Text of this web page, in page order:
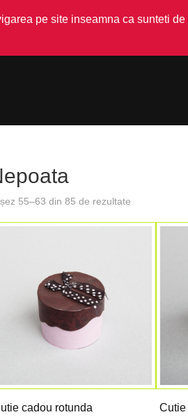
pe site inseamna ca sunteti
55–63 din 85 de rezultate
cadou rotunda Cutie